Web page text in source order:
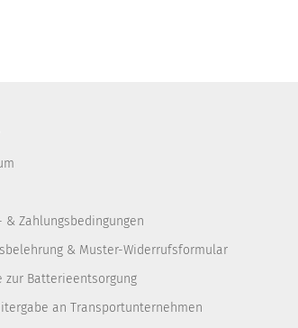
& Zahlungsbedingungen
& Muster-Widerrufsformular
zur Batterieentsorgung
an Transportunternehmen